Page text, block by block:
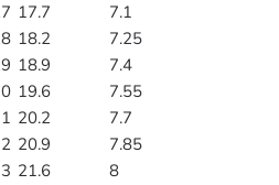
17.7
7.1
18.2
7.25
18.9
7.4
19.6
7.55
20.2
7.7
20.9
7.85
21.6 8